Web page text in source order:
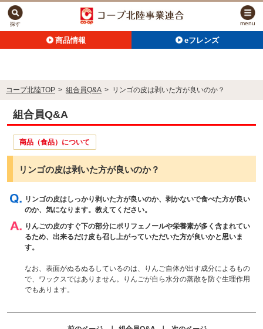
商品情報 eフレンズ
探す menu
コープ北陸TOP > 組合員Q&A > リンゴの皮は剥いた方が良いのか？
組合員Q&A
商品（食品）について
リンゴの皮は剥いた方が良いのか？
リンゴの皮はしっかり剥いた方が良いのか、剥かないで食べた方が良い
のか、気になります。教えてください。
りんごの皮のすぐ下の部分にポリフェノールや栄養素が多く含まれてい
るため、出来るだけ皮も召し上がっていただいた方が良いかと思いま
す。
なお、表面がぬるぬるしているのは、りんご自体が出す成分によるもの
で、ワックスではありません。りんごが自ら水分の蒸散を防ぐ生理作用
でもあります。